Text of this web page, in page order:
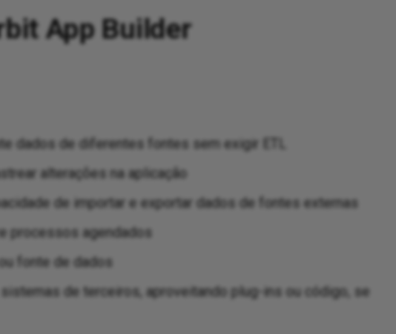
App Builder
dados de diferentes fontes sem exigir ETL
alterações na aplicação
de importar e exportar dados de fontes externas
processos agendados
fonte de dados
de terceiros, aproveitando plug-ins ou código, se